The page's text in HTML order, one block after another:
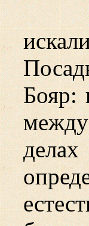
Бояр:
между